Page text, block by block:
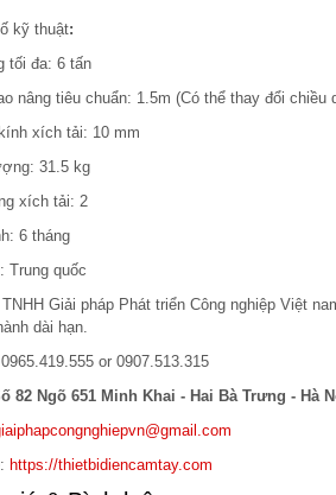
kỹ thuật:
tối đa: 6 tấn
nâng tiêu chuẩn: 1.5m (Có thể thay đổi chiều
xích tải: 10 mm
31.5 kg
xích tải: 2
6 tháng
Trung quốc
Giải pháp Phát triển Công nghiệp Việt
dài hạn.
or 0907.513.315
82 Ngõ 651 Minh Khai - Hai Bà Trưng - Hà
https://thietbidiencamtay.com